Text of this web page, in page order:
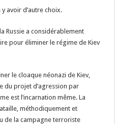
avoir d’autre choix.
Russie a considérablement
pour éliminer le régime de Kiev
le cloaque néonazi de Kiev,
du projet d’agression par
est l’incarnation même. La
méthodiquement et
de la campagne terroriste